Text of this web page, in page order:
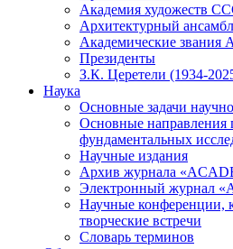
Академия художеств
Архитектурный
Академические
Президенты
З.К. Церетели (1934-
Наука
Основные задачи
Основные направления
фундаментальных
Научные издания
Архив журнала
Электронный журнал
Научные конференции,
творческие встречи
Словарь терминов